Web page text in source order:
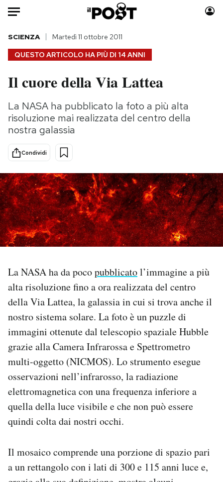
Auto
HOME
Italia
Politica
Tecnologia
Scienza
Economia
Sport
Moda
Consumismi
Altrecose
Mondiali calcio 2026
PODCAST
NEWSLETTER
I MIEI PREFERITI
SHOP
CALENDARIO
AREA PERSONALE
Area Personale
Notifiche mobile
Regala il Post
Hai bisogno di aiuto?
QUESTO ARTICOLO HA PIÙ DI 14 ANNI
SCIENZA Martedì 11 ottobre 2011
Il cuore della Via Lattea
La NASA ha pubblicato la foto a più alta
risoluzione mai realizzata del centro della
nostra galassia
Condividi
La NASA ha da pocopubblicatol’immagine a più
alta risoluzione fino a ora realizzata del centro
della Via Lattea, la galassia in cui si trova anche il
nostro sistema solare. La foto è un puzzle di
immagini ottenute dal telescopio spaziale Hubble
grazie alla Camera Infrarossa e Spettrometro
multi-oggetto (NICMOS). Lo strumento esegue
osservazioni nell’infrarosso, la radiazione
elettromagnetica con una frequenza inferiore a
quella della luce visibile e che non può essere
quindi colta dai nostri occhi.
Il mosaico comprende una porzione di spazio pari
a un rettangolo con i lati di 300 e 115 anni luce e,